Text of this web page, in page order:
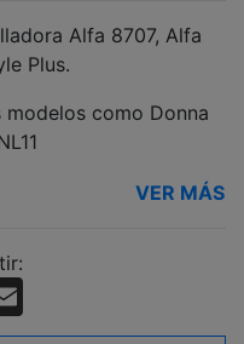
Alfa 8707, Alfa
Plus.
como Donna
VER MÁS